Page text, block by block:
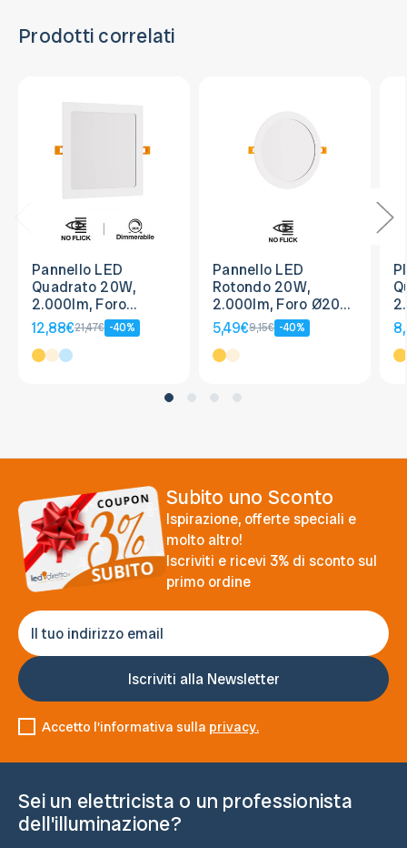
Prodotti correlati
Pannello LED
Quadrato 20W,
2.000lm, Foro
205x205mm, Osram
LED, Dimmerabile
12,88€21,47€ -40%
Pannello LED
Rotondo 20W,
2.000lm, Foro Ø205-
210mm, Osram chip
LED
5,49€9,15€ -40%
Subito uno Sconto
Ispirazione, offerte speciali e
molto altro!
Iscriviti e ricevi 3% di sconto sul
primo ordine
Accetto l'informativa sulla privacy.
Sei un elettricista o un professionista
dell'illuminazione?